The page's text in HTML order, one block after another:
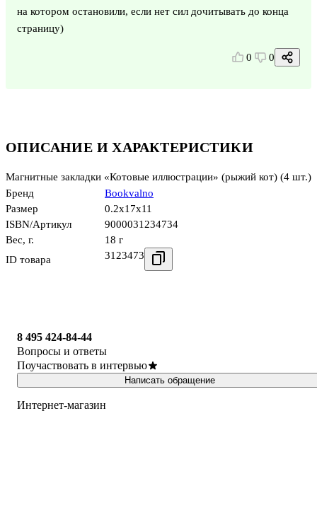
ОПИСАНИЕ И ХАРАКТЕРИСТИКИ
Магнитные закладки «Котовые иллюстрации» (рыжий кот) (4 шт.)
Бренд
Bookvalno
Размер
0.2x17x11
ISBN/Артикул
9000031234734
Вес, г.
18 г
ID товара
3123473
на котором остановили, если нет сил дочитывать до конца
страницу)
0 0
8 495 424-84-44
Вопросы и ответы
Поучаствовать в интервью
Написать обращение
Интернет-магазин